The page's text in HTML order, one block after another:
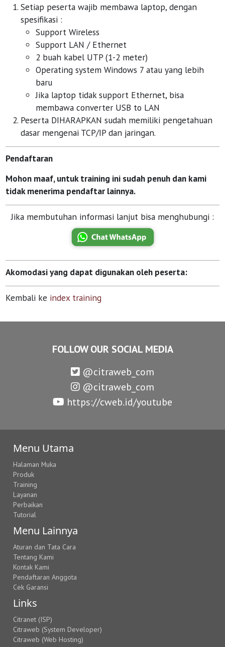
Setiap peserta wajib membawa laptop, dengan
spesifikasi :
Support Wireless
Support LAN / Ethernet
2 buah kabel UTP (1-2 meter)
Operating system Windows 7 atau yang lebih
baru
Jika laptop tidak support Ethernet, bisa
membawa converter USB to LAN
Peserta DIHARAPKAN sudah memiliki pengetahuan
dasar mengenai TCP/IP dan jaringan.
Pendaftaran
Mohon maaf, untuk training ini sudah penuh dan kami
tidak menerima pendaftar lainnya.
Jika membutuhan informasi lanjut bisa menghubungi :
Akomodasi yang dapat digunakan oleh peserta:
Kembali ke index training
FOLLOW OUR SOCIAL MEDIA
@citraweb_com
@citraweb_com
https://cweb.id/youtube
Menu Utama
Halaman Muka
Produk
Training
Layanan
Perbaikan
Tutorial
Menu Lainnya
Aturan dan Tata Cara
Tentang Kami
Kontak Kami
Pendaftaran Anggota
Cek Garansi
Links
Citranet (ISP)
Citraweb (System Developer)
Citraweb (Web Hosting)